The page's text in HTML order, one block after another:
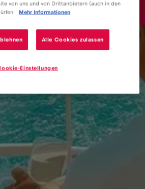
15€
von uns und von Drittanbietern (auch in den
Mehr Informationen
Alle Cookies zulassen
Einstellungen